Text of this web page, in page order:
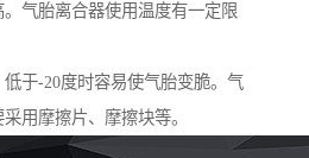
气胎离合器使用温度有一定限
于-20度时容易使气胎变脆。气
用摩擦片、摩擦块等。